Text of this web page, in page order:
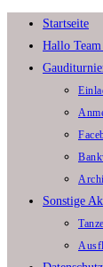
Zum
Inhalt
springen
Startseite
Hallo
Sonstige